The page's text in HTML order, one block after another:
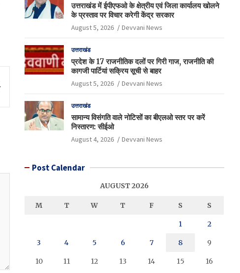
उत्तराखंड में ईपीएफओ के क्षेत्रीय एवं जिला कार्यालय खोलने
के प्रस्ताव पर विचार करेगी केंद्र सरकार
August 5, 2026 Devvani News
उत्तराखंड
प्रदेश के 17 राजनीतिक दलों पर गिरी गाज, राजनीति की
कागजी पार्टियां सक्रिय सूची से बाहर
August 5, 2026 Devvani News
उत्तराखंड
सामान्य विसंगति वाले नोटिसों का बीएलओ स्तर पर करें
निस्तारण: सीईओ
August 4, 2026 Devvani News
Post Calendar
AUGUST 2026
M T W T F S S
1 2
3 4 5 6 7 8 9
10 11 12 13 14 15 16